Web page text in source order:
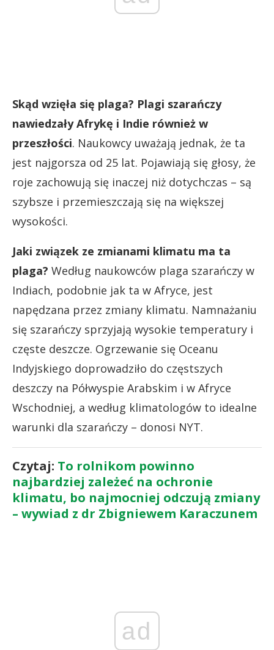
Skąd wzięła się plaga? Plagi szarańczy
nawiedzały Afrykę i Indie również w
przeszłości. Naukowcy uważają jednak, że ta
jest najgorsza od 25 lat. Pojawiają się głosy, że
roje zachowują się inaczej niż dotychczas – są
szybsze i przemieszczają się na większej
wysokości.
Jaki związek ze zmianami klimatu ma ta
plaga? Według naukowców plaga szarańczy w
Indiach, podobnie jak ta w Afryce, jest
napędzana przez zmiany klimatu. Namnażaniu
się szarańczy sprzyjają wysokie temperatury i
częste deszcze. Ogrzewanie się Oceanu
Indyjskiego doprowadziło do częstszych
deszczy na Półwyspie Arabskim i w Afryce
Wschodniej, a według klimatologów to idealne
warunki dla szarańczy – donosi NYT.
Czytaj: To rolnikom powinno
najbardziej zależeć na ochronie
klimatu, bo najmocniej odczują zmiany
– wywiad z dr Zbigniewem Karaczunem
ad